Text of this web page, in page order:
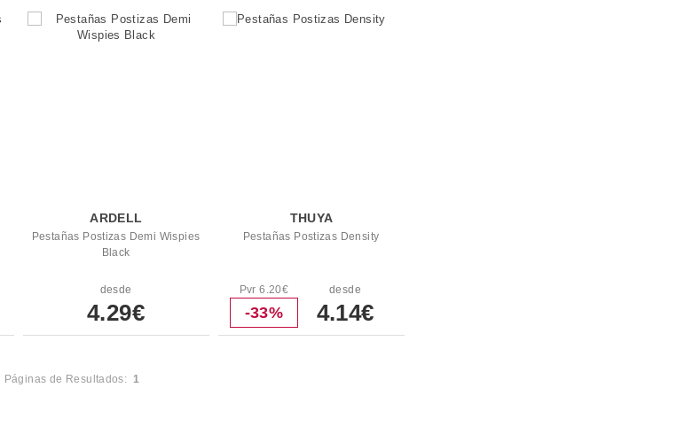
ARDELL
Pestañas Postizas Demi Wispies
Black
desde
4.29€
THUYA
Pestañas Postizas Density
Pvr 6.20€
-33%
desde
4.14€
Páginas de Resultados:1